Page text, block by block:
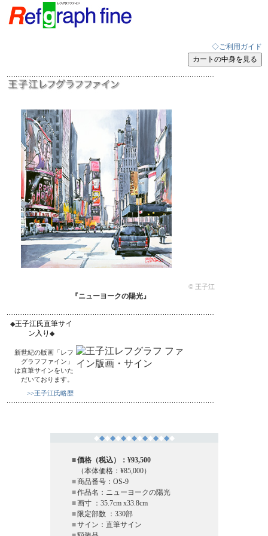
◇ご利用ガイド
© 王子江
『ニューヨークの陽光』
◆王子江氏直筆サイ
ン入り ◆
新世紀の版画「レフ
グラフファイン」
は直筆サインをいた
だいております。
>>王子江氏略歴
◆◆◆◆◆◆◆◆◆◆◆◆◆◆◆
■価格（税込）：¥93,500
（本体価格：¥85,000）
■商品番号：OS-9
■作品名：ニューヨークの陽光
■画寸 ：35.7cm x33.8cm
■ 限定部数 ：330部
■サイン：直筆サイン